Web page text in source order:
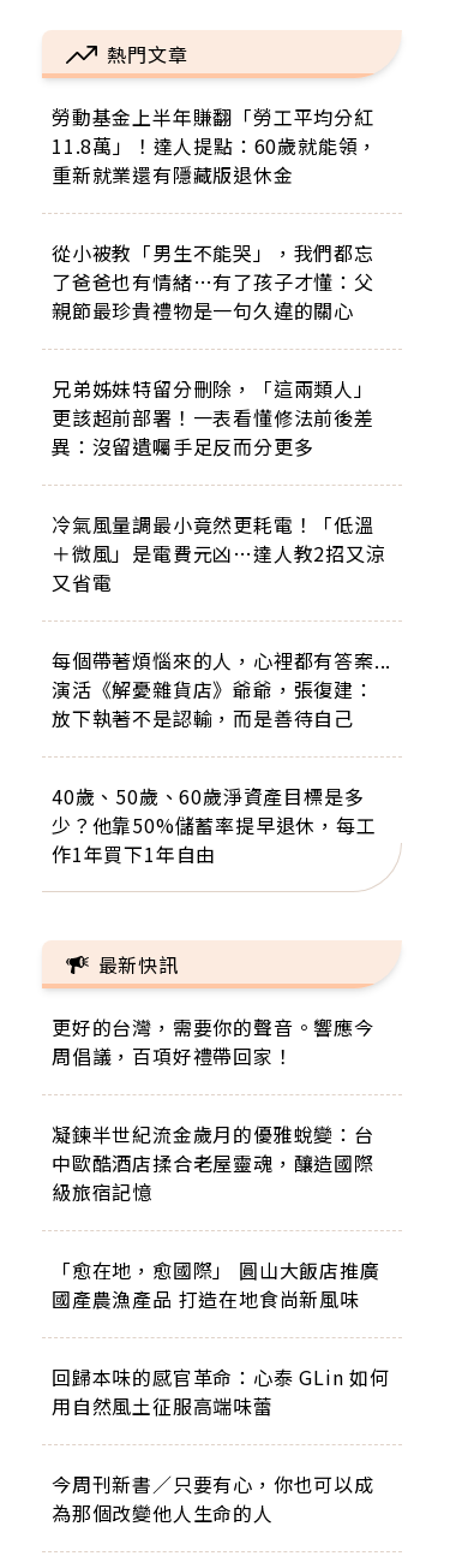
熱門文章
勞動基金上半年賺翻「勞工平均分紅
11.8萬」！達人提點：60歲就能領，
重新就業還有隱藏版退休金
從小被教「男生不能哭」，我們都忘
了爸爸也有情緒…有了孩子才懂：父
親節最珍貴禮物是一句久違的關心
兄弟姊妹特留分刪除，「這兩類人」
更該超前部署！一表看懂修法前後差
異：沒留遺囑手足反而分更多
冷氣風量調最小竟然更耗電！「低溫
＋微風」是電費元凶…達人教2招又涼
又省電
每個帶著煩惱來的人，心裡都有答案...
演活《解憂雜貨店》爺爺，張復建：
放下執著不是認輸，而是善待自己
40歲、50歲、60歲淨資產目標是多
少？他靠50%儲蓄率提早退休，每工
作1年買下1年自由
最新快訊
更好的台灣，需要你的聲音。響應今
周倡議，百項好禮帶回家！
凝鍊半世紀流金歲月的優雅蛻變：台
中歐酷酒店揉合老屋靈魂，釀造國際
級旅宿記憶
「愈在地，愈國際」 圓山大飯店推廣
國產農漁產品 打造在地食尚新風味
回歸本味的感官革命：心泰 GLin 如何
用自然風土征服高端味蕾
今周刊新書／只要有心，你也可以成
為那個改變他人生命的人